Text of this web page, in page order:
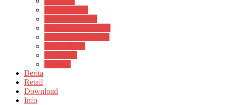
Berita
Retail
Download
Info